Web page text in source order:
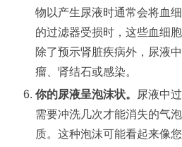
物以产生尿液时通常会将血
的过滤器受损时，这些血细胞
除了预示肾脏疾病外，尿液
瘤、肾结石或感染。
你的尿液呈泡沫状。
尿液中
需要冲洗几次才能消失的气
质。这种泡沫可能看起来像